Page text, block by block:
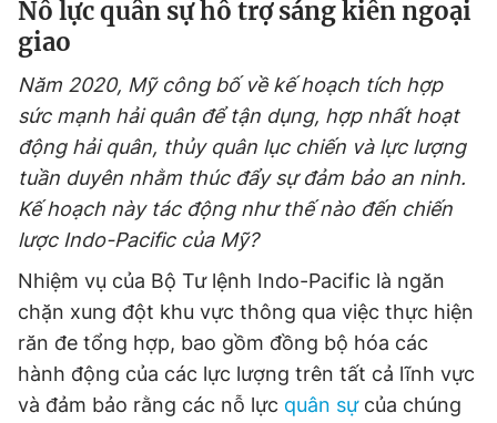
Nỗ lực quân sự hỗ trợ sáng kiến ngoại
giao
Năm 2020, Mỹ công bố về kế hoạch tích hợp
sức mạnh hải quân để tận dụng, hợp nhất hoạt
động hải quân, thủy quân lục chiến và lực lượng
tuần duyên nhằm thúc đẩy sự đảm bảo an ninh.
Kế hoạch này tác động như thế nào đến chiến
lược Indo-Pacific của Mỹ?
Nhiệm vụ của Bộ Tư lệnh Indo-Pacific là ngăn
chặn xung đột khu vực thông qua việc thực hiện
răn đe tổng hợp, bao gồm đồng bộ hóa các
hành động của các lực lượng trên tất cả lĩnh vực
và đảm bảo rằng các nỗ lực quân sựcủa chúng